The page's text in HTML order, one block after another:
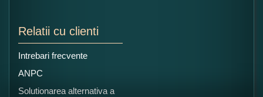
Relatii cu clienti
Intrebari frecvente
ANPC
Solutionarea alternativa a